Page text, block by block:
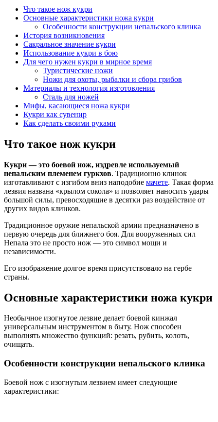
Что такое нож кукри
Основные характеристики ножа кукри
Особенности конструкции непальского клинка
История возникновения
Сакральное значение кукри
Использование кукри в бою
Для чего нужен кукри в мирное время
Туристические ножи
Ножи для охоты, рыбалки и сбора грибов
Материалы и технология изготовления
Сталь для ножей
Мифы, касающиеся ножа кукри
Кукри как сувенир
Как сделать своими руками
Что такое нож кукри
Кукри — это боевой нож, издревле используемый
непальским племенем гуркхов. Традиционно клинок
изготавливают с изгибом вниз наподобие мачете. Такая форма
лезвия названа «крылом сокола» и позволяет наносить удары
большой силы, превосходящие в десятки раз воздействие от
других видов клинков.
Традиционное оружие непальской армии предназначено в
первую очередь для ближнего боя. Для вооруженных сил
Непала это не просто нож — это символ мощи и
независимости.
Его изображение долгое время присутствовало на гербе
страны.
Основные характеристики ножа кукри
Необычное изогнутое лезвие делает боевой кинжал
универсальным инструментом в быту. Нож способен
выполнять множество функций: резать, рубить, колоть,
очищать.
Особенности конструкции непальского клинка
Боевой нож с изогнутым лезвием имеет следующие
характеристики: